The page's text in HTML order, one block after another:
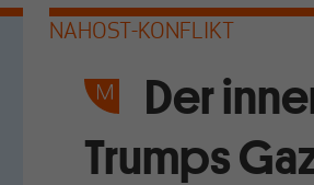
NAHOST-KONFLIKT
Der
Trumps